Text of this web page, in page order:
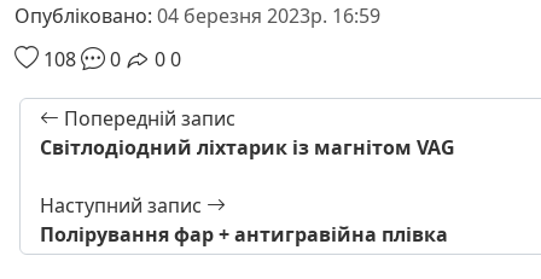
Опубліковано: 04 березня 2023р. 16:59
108
0 00
Попередній запис
Світлодіодний ліхтарик із магнітом VAG
Наступний запис
Полірування фар + антигравійна плівка